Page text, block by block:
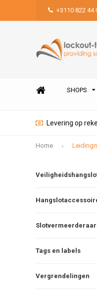
+3110 822 44
SHOPS
Levering op
Home
Tags en labels
Vergrendelingen